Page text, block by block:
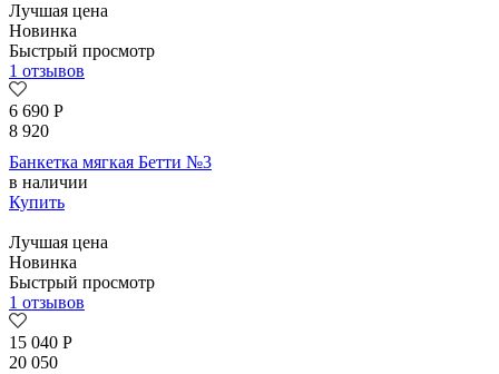
Лучшая цена
Новинка
Быстрый просмотр
1 отзывов
6 690 Р
8 920
Банкетка мягкая Бетти №3
в наличии
Купить
Лучшая цена
Новинка
Быстрый просмотр
1 отзывов
15 040 Р
20 050